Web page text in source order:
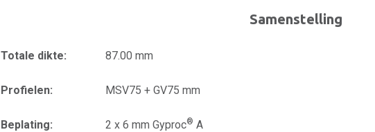
Samenstelling
Totale dikte: 87.00 mm
Profielen: MSV75 + GV75 mm
Beplating: 2 x 6 mm Gyproc® A